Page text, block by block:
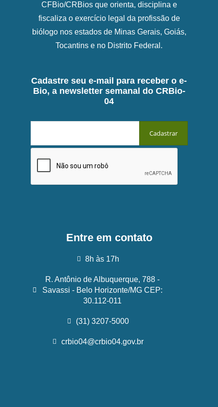
CFBio/CRBios que orienta, disciplina e
fiscaliza o exercício legal da profissão de
biólogo nos estados de Minas Gerais, Goiás,
Tocantins e no Distrito Federal.
Cadastre seu e-mail para receber o e-
Bio, a newsletter semanal do CRBio-
04
Entre em contato
8h às 17h
R. Antônio de Albuquerque, 788 -
Savassi - Belo Horizonte/MG CEP:
30.112-011
(31) 3207-5000
crbio04@crbio04.gov.br